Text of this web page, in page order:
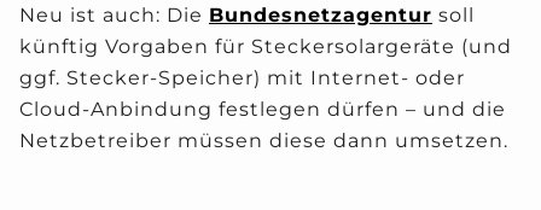
Neu ist auch: Die Bundesnetzagentur soll
künftig Vorgaben für Steckersolargeräte (und
ggf. Stecker-Speicher) mit Internet- oder
Cloud-Anbindung festlegen dürfen – und die
Netzbetreiber müssen diese dann umsetzen.